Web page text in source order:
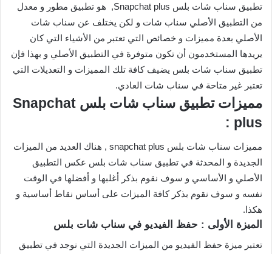
تطبيق سناب شات بلس Snapchat plus, هو تطبيق مطور و معدل
من التطبيق الأصلي سناب شات و لكن يختلف عن سناب شات
الأصلي بعدة مميزات و خصائص التي تعتبر من الأشياء التي كان
يريدها المستخدمون أن تكون متوفرة في التطبيق الأصلي و بهذا فإن
تطبيق سناب شات بلس يضيف كافة تلك المميزات و التعديلات التي
تعتبر غير متاحة في سناب شات العادي.
مميزات تطبيق سناب شات بلس Snapchat
plus :
مميزات سناب شات بلس snapchat plus , هناك العديد من الميزات
الجديدة و المحدثة في تطبيق سناب شات بلس عكس التطبيق
الأصلي و الأساسي و سوف نقوم بذكر أغلبها و أفضلها في الوقت
نفسه و سوف نقوم بذكر كافة الميزات على أساس نقاط أساسية و
هكذا.
الميزة الأولى : حفظ الفيديو في سناب شات بلس
تعتبر ميزة حفظ الفيديو من الميزات الجديدة التي نوجد في تطبيق